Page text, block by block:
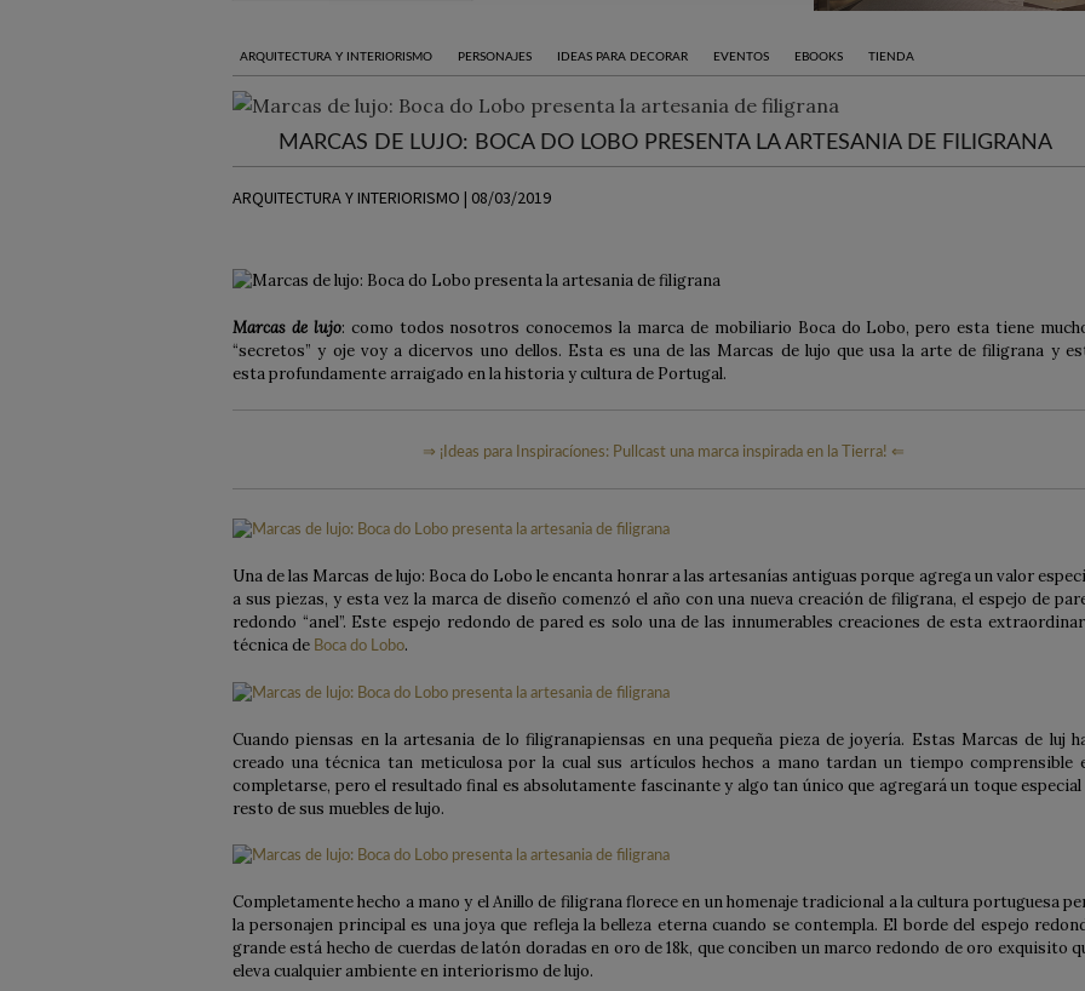
ARQUITECTURA Y INTERIORISMO PERSONAJES IDEAS PARA DECORAR EVENTOS EBOOKS TIENDA
MARCAS DE LUJO: BOCA DO LOBO PRESENTA LA ARTESANIA DE FILIGRANA
ARQUITECTURA Y INTERIORISMO | 08/03/2019
Marcas de lujo: como todos nosotros conocemos la marca de mobiliario Boca do Lobo, pero esta tiene
“secretos” y oje voy a dicervos uno dellos. Esta es una de las Marcas de lujo que usa la arte de filigrana y
estaprofundamente arraigado en la historia y cultura de Portugal.
⇒ ¡Ideas para Inspiracíones: Pullcast una marca inspirada en la Tierra! ⇐
Una de las Marcas de lujo: Boca do Lobo le encanta honrar a las artesanías antiguas porque agrega un valor
a sus piezas, y esta vez la marca de diseño comenzó el año con una nueva creación de filigrana, el espejo de
redondo “anel”. Este espejo redondo de pared es solo una de las innumerables creaciones de esta
técnica de Boca do Lobo.
Cuando piensas en la artesania de lo filigranapiensas en una pequeña pieza de joyería. Estas Marcas de luj
creado una técnica tan meticulosa por la cual sus artículos hechos a mano tardan un tiempo comprensible
completarse, pero el resultado final es absolutamente fascinante y algo tan único que agregará un toque especial
resto de sus muebles de lujo.
Completamente hecho a mano y el Anillo de filigrana florece en un homenaje tradicional a la cultura portuguesa
la personajen principal es una joya que refleja la belleza eterna cuando se contempla. El borde del espejo
grande está hecho de cuerdas de latón doradas en oro de 18k, que conciben un marco redondo de oro exquisito
eleva cualquier ambiente en interiorismo de lujo.